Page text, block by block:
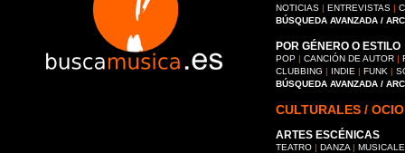
NOTICIAS | ENTREVISTAS |
BÚSQUEDA AVANZADA /
POR GÉNERO O ESTILO
POP | CANCIÓN DE AUTOR |
CLUBBING | INDIE | FUNK |
BÚSQUEDA AVANZADA /
CULTURALES / OCIO
ARTES ESCÉNICAS
TEATRO | DANZA |